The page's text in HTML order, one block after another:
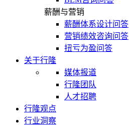
薪酬与营销
薪酬体系设计问答
营销绩效咨询问答
扭亏为盈问答
关于行隆
媒体报道
行隆团队
人才招聘
行隆观点
行业洞察